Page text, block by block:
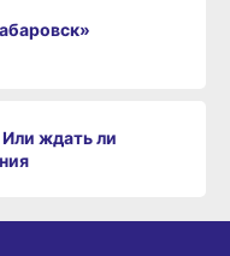
ждать ли